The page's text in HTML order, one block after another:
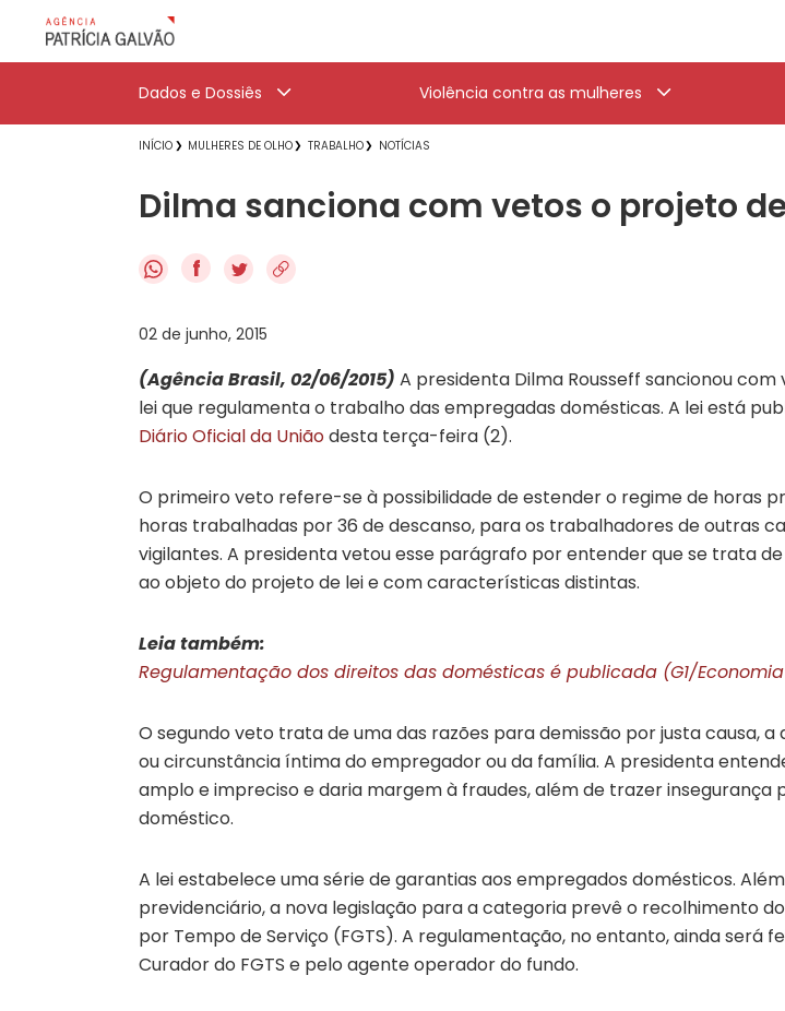
Dados e Dossiês Violência contra as mulheres
INÍCIO MULHERES DE OLHO TRABALHO NOTÍCIAS
Dilma sanciona com vetos o projeto
f
02 de junho, 2015
(Agência Brasil, 02/06/2015) A presidenta Dilma Rousseff sancionou
lei que regulamenta o trabalho das empregadas domésticas. A lei está
Diário Oficial da Uniãodesta terça-feira (2).
O primeiro veto refere-se à possibilidade de estender o regime de horas
horas trabalhadas por 36 de descanso, para os trabalhadores de outras
vigilantes. A presidenta vetou esse parágrafo por entender que se trata
ao objeto do projeto de lei e com características distintas.
Leia também:
Regulamentação dos direitos das domésticas é publicada (G1/
O segundo veto trata de uma das razões para demissão por justa causa, a
ou circunstância íntima do empregador ou da família. A presidenta
amplo e impreciso e daria margem à fraudes, além de trazer insegurança
doméstico.
A lei estabelece uma série de garantias aos empregados domésticos.
previdenciário, a nova legislação para a categoria prevê o recolhimento
por Tempo de Serviço (FGTS). A regulamentação, no entanto, ainda será
Curador do FGTS e pelo agente operador do fundo.